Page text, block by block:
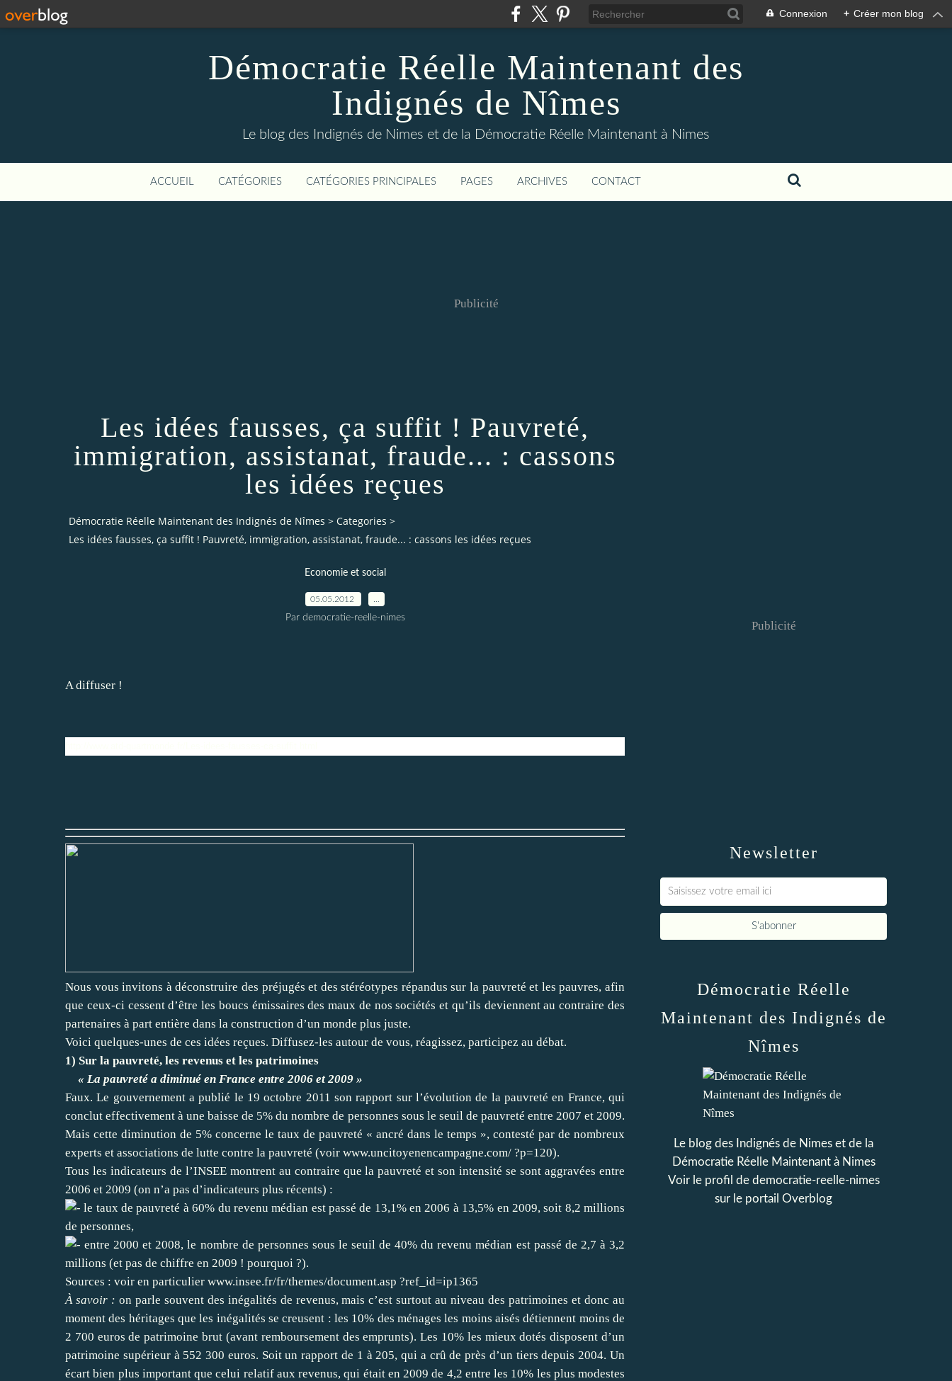
Connexion + Créer mon blog
Démocratie Réelle Maintenant des
Indignés de Nîmes
Le blog des Indignés de Nimes et de la Démocratie Réelle Maintenant à Nimes
ACCUEIL CATÉGORIES CATÉGORIES PRINCIPALES PAGES ARCHIVES CONTACT
Publicité
Les idées fausses, ça suffit ! Pauvreté,
immigration, assistanat, fraude... : cassons
les idées reçues
Démocratie Réelle Maintenant des Indignés de Nîmes > Categories >
Les idées fausses, ça suffit ! Pauvreté, immigration, assistanat, fraude... : cassons les idées reçues
Economie et social
05.05.2012
Par democratie-reelle-nimes
A diffuser !
Nous vous invitons à déconstruire des préjugés et des stéréotypes répandus sur la pauvreté et les pauvres, afin
que ceux-ci cessent d’être les boucs émissaires des maux de nos sociétés et qu’ils deviennent au contraire des
partenaires à part entière dans la construction d’un monde plus juste.
Voici quelques-unes de ces idées reçues. Diffusez-les autour de vous, réagissez, participez au débat.
1) Sur la pauvreté, les revenus et les patrimoines
« La pauvreté a diminué en France entre 2006 et 2009 »
Faux. Le gouvernement a publié le 19 octobre 2011 son rapport sur l’évolution de la pauvreté en France, qui
conclut effectivement à une baisse de 5% du nombre de personnes sous le seuil de pauvreté entre 2007 et 2009.
Mais cette diminution de 5% concerne le taux de pauvreté « ancré dans le temps », contesté par de nombreux
experts et associations de lutte contre la pauvreté (voir www.uncitoyenencampagne.com/ ?p=120).
Tous les indicateurs de l’INSEE montrent au contraire que la pauvreté et son intensité se sont aggravées entre
2006 et 2009 (on n’a pas d’indicateurs plus récents) :
le taux de pauvreté à 60% du revenu médian est passé de 13,1% en 2006 à 13,5% en 2009, soit 8,2 millions
de personnes,
entre 2000 et 2008, le nombre de personnes sous le seuil de 40% du revenu médian est passé de 2,7 à 3,2
millions (et pas de chiffre en 2009 ! pourquoi ?).
Sources : voir en particulier www.insee.fr/fr/themes/document.asp ?ref_id=ip1365
À savoir : on parle souvent des inégalités de revenus, mais c’est surtout au niveau des patrimoines et donc au
moment des héritages que les inégalités se creusent : les 10% des ménages les moins aisés détiennent moins de
2 700 euros de patrimoine brut (avant remboursement des emprunts). Les 10% les mieux dotés disposent d’un
patrimoine supérieur à 552 300 euros. Soit un rapport de 1 à 205, qui a crû de près d’un tiers depuis 2004. Un
écart bien plus important que celui relatif aux revenus, qui était en 2009 de 4,2 entre les 10% les plus modestes
Newsletter
Publicité
Démocratie Réelle
Maintenant des Indignés de
Nîmes
Le blog des Indignés de Nimes et de la
Démocratie Réelle Maintenant à Nimes
Voir le profil de democratie-reelle-nimes
sur le portail Overblog